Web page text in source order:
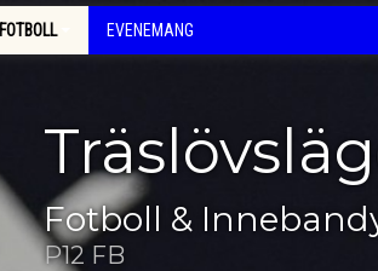
FOTBOLL EVENEMANG
Fotboll &
P12 FB